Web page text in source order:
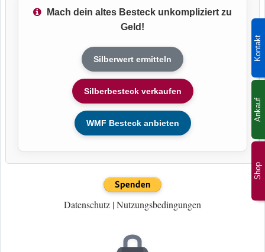
Shop
Kontakt
Ankauf
Mach dein altes Besteck unkompliziert zu
Geld!
Silberwert ermitteln
Silberbesteck verkaufen
WMF Besteck anbieten
Datenschutz |Nutzungsbedingungen